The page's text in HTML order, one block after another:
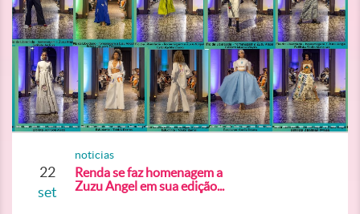
22
set
noticias
Renda se faz homenagem a
Zuzu Angel em sua edição...